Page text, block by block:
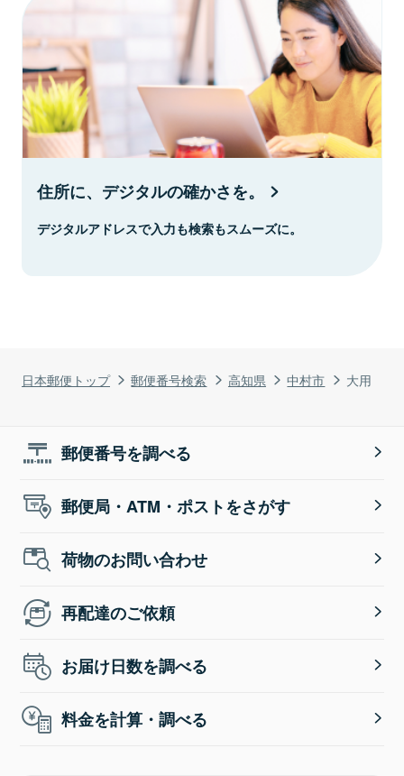
日本郵便トップ 郵便番号検索 高知県 中村市 大用
住所に、デジタルの確かさを。
デジタルアドレスで入力も検索もスムーズに。
郵便番号を調べる
郵便局・ATM・ポストをさがす
荷物のお問い合わせ
再配達のご依頼
お届け日数を調べる
料金を計算・調べる